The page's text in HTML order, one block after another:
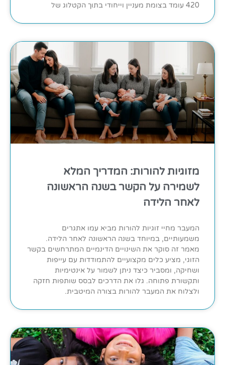
420 עומד בצומת מעניין וייחודי בתוך הקטלוג של
מזוגיות להורות: המדריך המלא
לשמירה על הקשר בשנה הראשונה
לאחר הלידה
המעבר מחיי זוגיות להורות מביא עמו אתגרים
משמעותיים, במיוחד בשנה הראשונה לאחר הלידה.
מאמר זה סוקר את השינויים הדינמיים המתרחשים בקשר
הזוגי, מציע כלים מקצועיים להתמודדות עם עייפות
ושחיקה, ומסביר כיצד ניתן לשמור על אינטימיות
ותקשורת פתוחה. גלו את הדרכים לבסס שותפות חזקה
ולצלוח את המעבר להורות בצורה המיטבית.